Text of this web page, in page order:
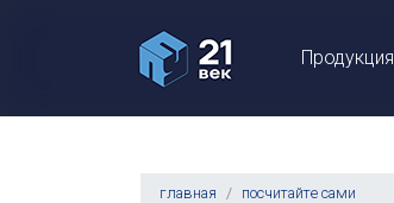
Продукция
главная посчитайте сами